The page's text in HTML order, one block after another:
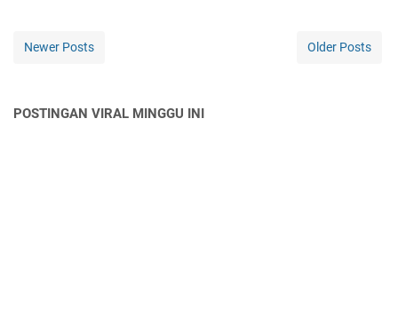
Newer Posts Older Posts
POSTINGAN VIRAL MINGGU INI